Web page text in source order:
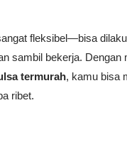
fleksibel—bisa
sambil bekerja. Dengan
termurah, kamu bisa
ribet.